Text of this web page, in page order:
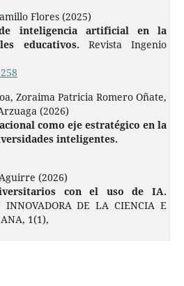
Flores (2025)
inteligencia artificial en la
educativos. Revista Ingenio
Zoraima Patricia Romero Oñate,
(2026)
como eje estratégico en la
inteligentes.
(2026)
con el uso de IA.
INNOVADORA DE LA CIENCIA E
1(1),